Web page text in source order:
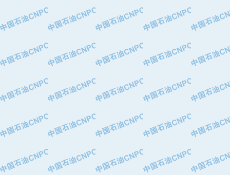
·四川明星电缆有限公司
·中国石油大庆石油化工总厂
·北京三盈联合石油技术有限公司
·中国石油化工股份有限公司催化剂长
·北京长空工业有限公司
·北京中旭阳光石油天然气科技有限公
·托肯恒山科技（广州）有限公司
·北京德泰联华科技发展有限公司
·美钻石油钻采系统（上海）有限公司
·陕西爱瑞德控制工程有限公司
·成都中寰机电设备有限公司
·河北保定天威集团特变电气有限公司